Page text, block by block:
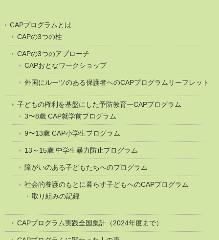
CAPプログラムとは
CAPの3つの柱
CAPの3つのアプローチ
CAPおとなワークショップ
外国にルーツのある保護者へのCAPプログラムリーフレット
子どもの権利を基盤にした予防教育ーCAPプログラム
3〜8歳 CAP就学前プログラム
9〜13歳 CAP小学生プログラム
13～15歳 中学生暴力防止プログラム
障がいのある子どもたちへのプログラム
社会的養護のもとに暮らす子どもへのCAPプログラム
取り組みの記録
CAPプログラム実践全国集計（2024年度まで）